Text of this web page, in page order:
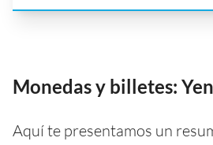
Monedas y billetes:
Aquí te presentamos un